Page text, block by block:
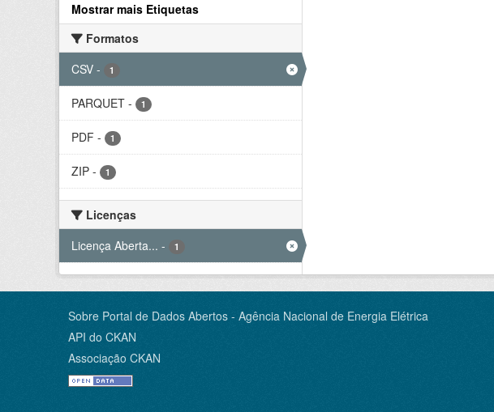
Mostrar mais Etiquetas
Formatos
CSV - 1
PARQUET - 1
PDF - 1
ZIP - 1
Licenças
Licença Aberta... - 1
Sobre Portal de Dados Abertos - Agência Nacional de Energia Elétrica
API do CKAN
Associação CKAN